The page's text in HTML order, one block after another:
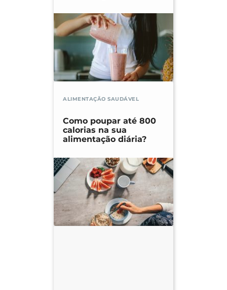
ALIMENTAÇÃO SAUDÁVEL
Como poupar até 800
calorias na sua
alimentação diária?